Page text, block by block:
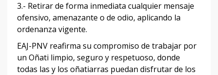
3.- Retirar de forma inmediata cualquier mensaje
ofensivo, amenazante o de odio, aplicando la
ordenanza vigente.
EAJ-PNV reafirma su compromiso de trabajar por
un Oñati limpio, seguro y respetuoso, donde
todas las y los oñatiarras puedan disfrutar de los